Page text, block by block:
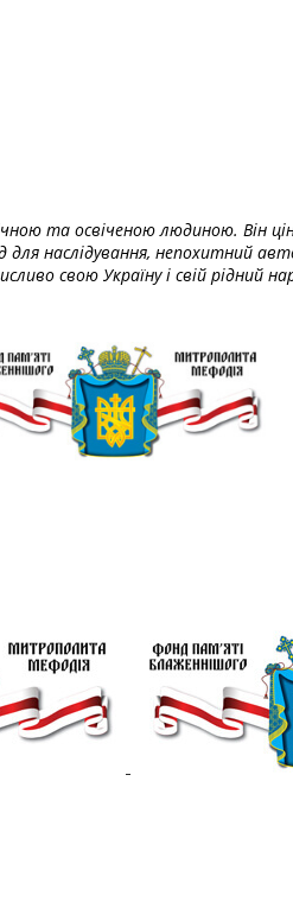
та освіченою людиною. Він
наслідування, непохитний
свою Україну і свій рідний